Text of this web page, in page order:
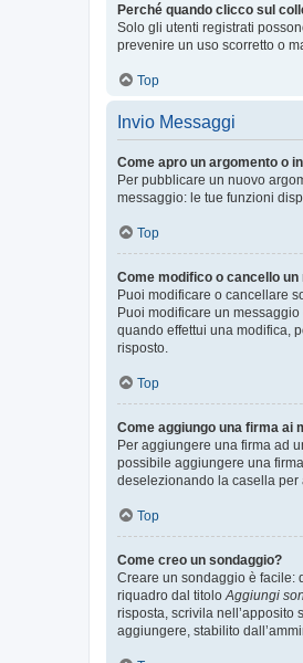
Perché quando clicco sul
Solo gli utenti registrati
prevenire un uso scorretto o
Top
Invio Messaggi
Come apro un argomento o
Per pubblicare un nuovo
messaggio: le tue funzioni
Top
Come modifico o cancello
Puoi modificare o cancellare
Puoi modificare un
quando effettui una modifica,
risposto.
Top
Come aggiungo una firma ai
Per aggiungere una firma ad
possibile aggiungere una
deselezionando la casella per
Top
Come creo un sondaggio?
Creare un sondaggio è facile:
riquadro dal titolo Aggiungi
risposta, scrivila nell’apposito
aggiungere, stabilito